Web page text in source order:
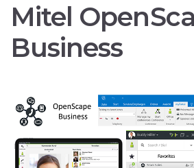
Mitel
Business